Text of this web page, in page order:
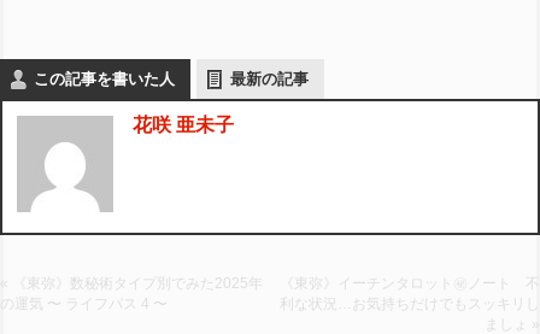
この記事を書いた人 最新の記事
花咲 亜未子
« 《東弥》数秘術タイプ別でみた2025年
の運気 〜 ライフパス 4 〜
《東弥》イーチンタロット㊙︎ノート 不
利な状況…お気持ちだけでもスッキリし
ましょ »